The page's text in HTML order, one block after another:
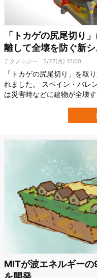
「トカゲの尻尾切り
離して全壊を防ぐ新シ
テクノロジー 5/27(月) 12:00
「トカゲの尻尾切り」を取
れました。 スペイン・バレ
は災害時などに建物が全壊
が建物全体に波及してしま
尾切り」を模倣することで
MITが波エネルギー